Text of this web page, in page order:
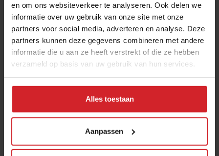
en om ons websiteverkeer te analyseren. Ook delen we
informatie over uw gebruik van onze site met onze
partners voor social media, adverteren en analyse. Deze
partners kunnen deze gegevens combineren met andere
informatie die u aan ze heeft verstrekt of die ze hebben
verzameld op basis van uw gebruik van hun services.
Alles toestaan
Aanpassen